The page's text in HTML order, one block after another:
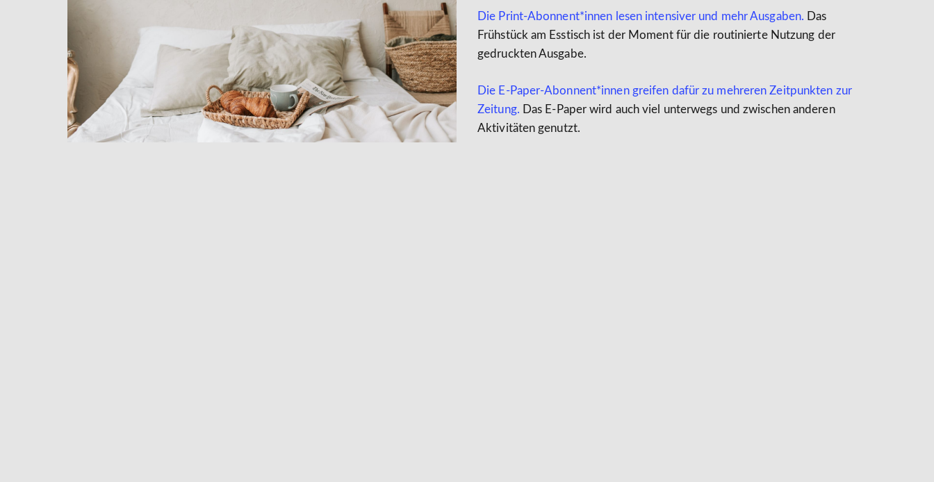
Die Print-Abonnent*innen lesen intensiver und mehr Ausgaben. Das
Frühstück am Esstisch ist der Moment für die routinierte Nutzung der
gedruckten Ausgabe.
Die E-Paper-Abonnent*innen greifen dafür zu mehreren Zeitpunkten zur
Zeitung. Das E-Paper wird auch viel unterwegs und zwischen anderen
Aktivitäten genutzt.